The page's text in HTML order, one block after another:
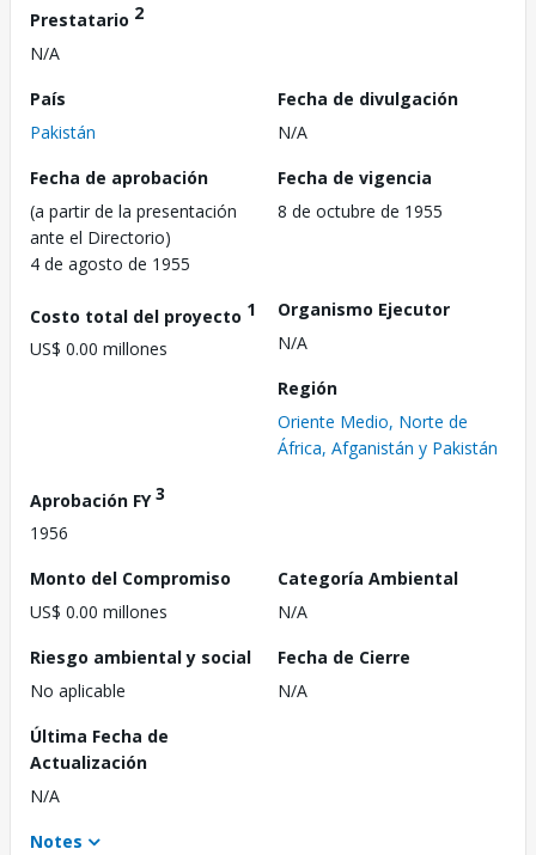
Prestatario 2
N/A
País
Pakistán
Fecha de divulgación
N/A
Fecha de aprobación
(a partir de la presentación
ante el Directorio)
4 de agosto de 1955
Fecha de vigencia
8 de octubre de 1955
Costo total del proyecto 1
US$ 0.00 millones
Organismo Ejecutor
N/A
Región
Oriente Medio, Norte de
África, Afganistán y Pakistán
Aprobación FY3
1956
Monto del Compromiso
US$ 0.00 millones
Categoría Ambiental
N/A
Riesgo ambiental y social
No aplicable
Fecha de Cierre
N/A
Última Fecha de
Actualización
N/A
Notes